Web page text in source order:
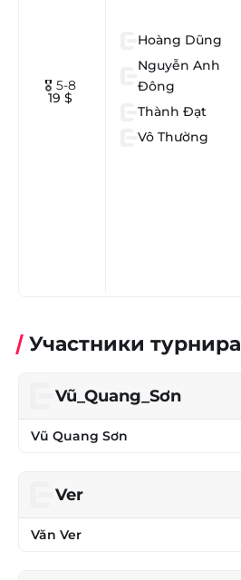
🎖 5-8
19 $
Hoàng Dũng
Nguyễn Anh
Đông
Thành Đạt
Vô Thường
Участники турнира
Vũ_Quang_Sơn
Vũ Quang Sơn
Ver
Văn Ver